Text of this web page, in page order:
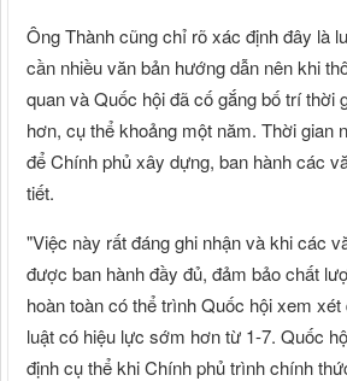
Ông Thành cũng chỉ rõ xác định đây là
cần nhiều văn bản hướng dẫn nên khi
quan và Quốc hội đã cố gắng bố trí thời
hơn, cụ thể khoảng một năm. Thời gian
để Chính phủ xây dựng, ban hành các
tiết.
"Việc này rất đáng ghi nhận và khi các
được ban hành đầy đủ, đảm bảo chất
hoàn toàn có thể trình Quốc hội xem
luật có hiệu lực sớm hơn từ 1-7. Quốc
định cụ thể khi Chính phủ trình chính